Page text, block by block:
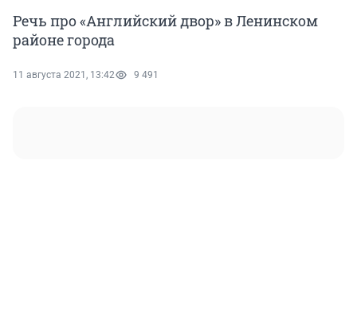
Речь про «Английский двор» в Ленинском
районе города
11 августа 2021, 13:42 9 491